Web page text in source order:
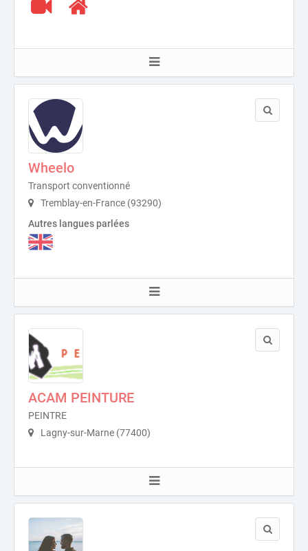
Wheelo
Transport conventionné
Tremblay-en-France (93290)
Autres langues parlées
ACAM PEINTURE
PEINTRE
Lagny-sur-Marne (77400)